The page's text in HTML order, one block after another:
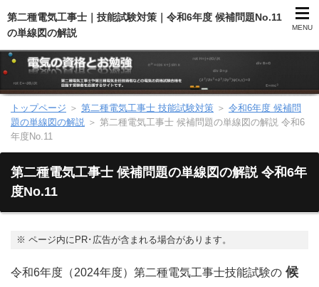
第二種電気工事士｜技能試験対策｜令和6年度 候補問題No.11
の単線図の解説
MENU
第二種電気工事士（総合）
第二種電気工事士（技能試験）
トップページ ＞ 第二種電気工事士 技能試験対策 ＞ 令和6年度 候補問
題の単線図の解説 ＞ 第二種電気工事士 候補問題の単線図の解説 令和6
年度No.11
第二種電気工事士 候補問題の単線図の解説 令和6年
度No.11
※ ページ内にPR･広告が含まれる場合があります。
令和6年度（2024年度）第二種電気工事士技能試験の 候